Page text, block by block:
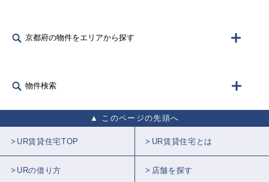
京都府の物件をエリアから探す
物件検索
このページの先頭へ
UR賃貸住宅TOP UR賃貸住宅とは
URの借り方 店舗を探す